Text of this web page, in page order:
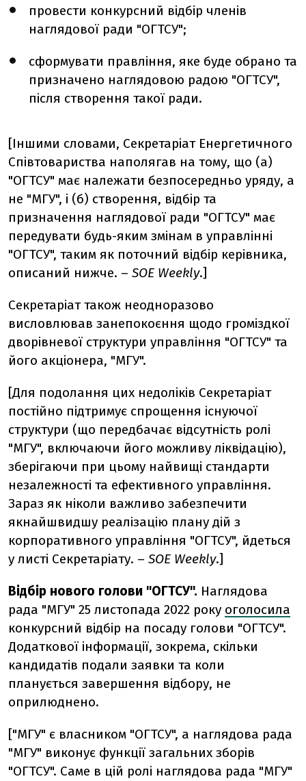
провести конкурсний відбір членів
наглядової ради "ОГТСУ";
сформувати правління, яке буде обрано та
призначено наглядовою радою "ОГТСУ",
після створення такої ради.
[Іншими словами, Секретаріат Енергетичного
Співтовариства наполягав на тому, що (а)
"ОГТСУ" має належати безпосередньо уряду, а
не "МГУ", і (б) створення, відбір та
призначення наглядової ради "ОГТСУ" має
передувати будь-яким змінам в управлінні
"ОГТСУ", таким як поточний відбір керівника,
описаний нижче. – SOE Weekly.]
Секретаріат також неодноразово
висловлював занепокоєння щодо громіздкої
дворівневої структури управління "ОГТСУ" та
його акціонера, "МГУ".
[Для подолання цих недоліків Секретаріат
постійно підтримує спрощення існуючої
структури (що передбачає відсутність ролі
"МГУ", включаючи його можливу ліквідацію),
зберігаючи при цьому найвищі стандарти
незалежності та ефективного управління.
Зараз як ніколи важливо забезпечити
якнайшвидшу реалізацію плану дій з
корпоративного управління "ОГТСУ", йдеться
у листі Секретаріату. – SOE Weekly.]
Відбір нового голови "ОГТСУ". Наглядова
рада "МГУ" 25 листопада 2022 року оголосила
конкурсний відбір на посаду голови "ОГТСУ".
Додаткової інформації, зокрема, скільки
кандидатів подали заявки та коли
планується завершення відбору, не
оприлюднено.
["МГУ" є власником "ОГТСУ", а наглядова рада
"МГУ" виконує функції загальних зборів
"ОГТСУ". Саме в цій ролі наглядова рада "МГУ"